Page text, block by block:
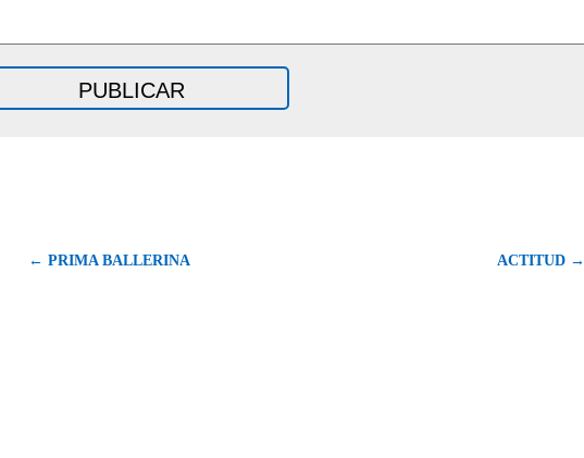
← PRIMA BALLERINA ACTITUD →